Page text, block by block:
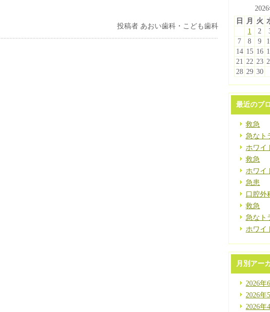
投稿者 あおい歯科・こども歯科
日
月 火
1
2
7
8 9
14 15 16
21 22 23
28 29 30
最近のブ
救急
急なト
ホワイ
救急
ホワイ
急患
口腔外
救急
急なト
ホワイ
月別アー
2026年
2026年
2026年